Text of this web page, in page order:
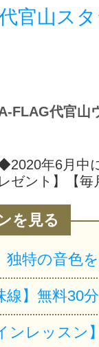
官山ス
年6月中
ゼント】【
を見る